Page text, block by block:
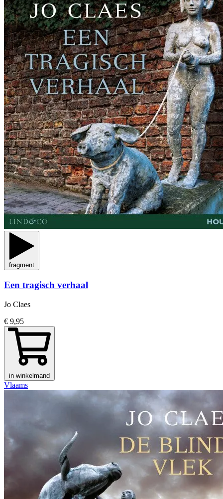
fragment
Een tragisch verhaal
Jo Claes
€ 9,95
in winkelmand
Vlaams